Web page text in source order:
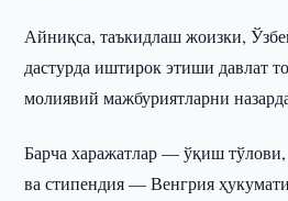
Айниқса, таъкидлаш жоизки,
дастурда иштирок этиши давлат
молиявий мажбуриятларни
Барча харажатлар — ўқиш
ва стипендия — Венгрия